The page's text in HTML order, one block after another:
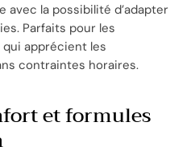
avec la possibilité d’adapter
Parfaits pour les
apprécient les
contraintes horaires.
et formules